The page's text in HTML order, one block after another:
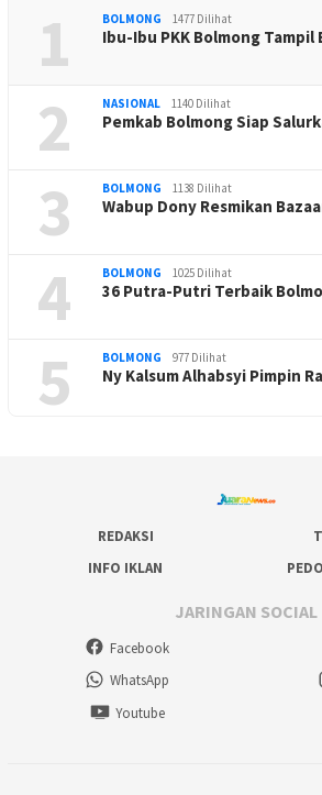
1 BOLMONG 1477 Dilihat
Ibu-Ibu PKK Bolmong
2 NASIONAL 1140 Dilihat
Pemkab Bolmong Siap
3 BOLMONG 1138 Dilihat
Wabup Dony Resmikan
4 BOLMONG 1025 Dilihat
36 Putra-Putri Terbaik
5 BOLMONG 977 Dilihat
Ny Kalsum Alhabsyi Pimpin
REDAKSI
INFO IKLAN
JARINGAN SOCIAL
Facebook
WhatsApp
Youtube